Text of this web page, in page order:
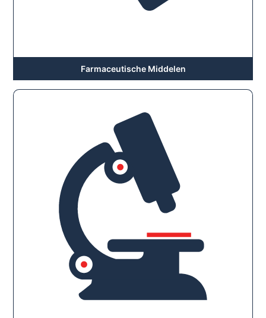
Farmaceutische Middelen